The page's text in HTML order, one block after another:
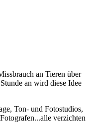
an Tieren über
an wird diese Idee
Ton- und Fotostudios,
verzichten